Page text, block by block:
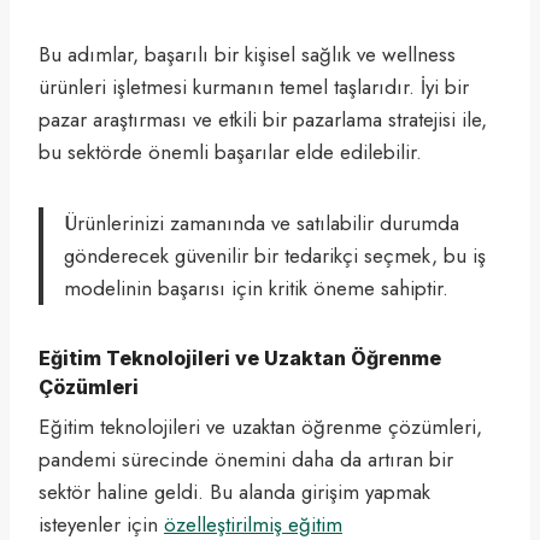
Bu adımlar, başarılı bir kişisel sağlık ve wellness
ürünleri işletmesi kurmanın temel taşlarıdır. İyi bir
pazar araştırması ve etkili bir pazarlama stratejisi ile,
bu sektörde önemli başarılar elde edilebilir.
Ürünlerinizi zamanında ve satılabilir durumda
gönderecek güvenilir bir tedarikçi seçmek, bu iş
modelinin başarısı için kritik öneme sahiptir.
Eğitim Teknolojileri ve Uzaktan Öğrenme
Çözümleri
Eğitim teknolojileri ve uzaktan öğrenme çözümleri,
pandemi sürecinde önemini daha da artıran bir
sektör haline geldi. Bu alanda girişim yapmak
isteyenler için özelleştirilmiş eğitim